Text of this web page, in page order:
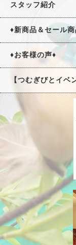
スタッフ紹介
♦新商品＆セール
♦お客様の声♦
【つむぎびとイベ